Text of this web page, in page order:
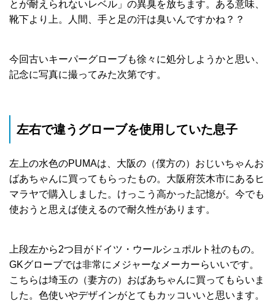
とが耐えられないレベル」の異臭を放ちます。ある意味、
靴下より上。人間、手と足の汗は臭いんですかね？？
今回古いキーパーグローブも徐々に処分しようかと思い、
記念に写真に撮ってみた次第です。
左右で違うグローブを使用していた息子
左上の水色のPUMAは、大阪の（僕方の）おじいちゃんお
ばあちゃんに買ってもらったもの。大阪府茨木市にあるヒ
マラヤで購入しました。けっこう高かった記憶が。今でも
使おうと思えば使えるので耐久性があります。
上段左から2つ目がドイツ・ウールシュポルト社のもの。
GKグローブでは非常にメジャーなメーカーらいいです。
こちらは埼玉の（妻方の）おばあちゃんに買ってもらいま
した。色使いやデザインがとてもカッコいいと思います。